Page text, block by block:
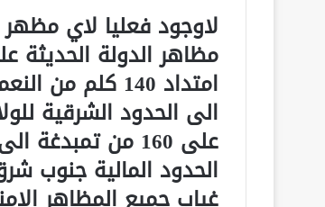
لاوجود فعليا لاي
مظاهر الدولة الحديثة
امتداد 140 كلم من
الى الحدود الشرقية
على 160 من تمبدغة
الحدود المالية جنوب